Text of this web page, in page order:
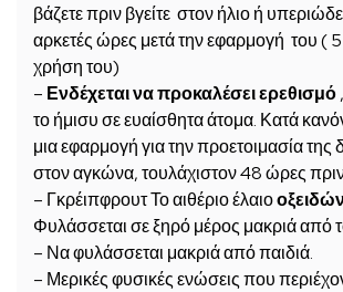
βάζετε πριν βγείτε στον ήλιο ή
αρκετές ώρες μετά την εφαρμογή του (
χρήση του)
– Ενδέχεται να προκαλέσει ερεθισμό
το ήμισυ σε ευαίσθητα άτομα. Κατά
μια εφαρμογή για την προετοιμασία της
στον αγκώνα, τουλάχιστον 48 ώρες
– Γκρέιπφρουτ Το αιθέριο έλαιο
Φυλάσσεται σε ξηρό μέρος μακριά από
– Να φυλάσσεται μακριά από παιδιά.
– Μερικές φυσικές ενώσεις που